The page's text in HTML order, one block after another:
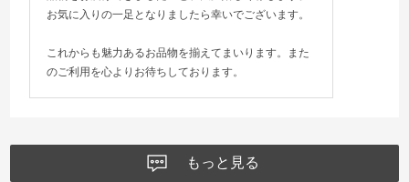
お気に入りの一足となりましたら幸いでございます。
これからも魅力あるお品物を揃えてまいります。また
のご利用を心よりお待ちしております。
もっと見る